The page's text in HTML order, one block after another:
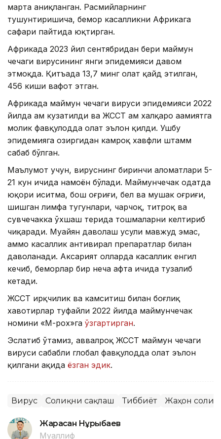
марта аниқланган. Расмийларнинг
тушунтиришича, бемор касалликни Африкага
сафари пайтида юқтирган.
Африкада 2023 йил сентябридан бери маймун
чечаги вирусининг янги эпидемияси давом
этмоқда. Қитъада 13,7 минг ҳолат қайд этилган,
456 киши вафот этган.
Африкада маймун чечаги вируси эпидемияси 2022
йилда ҳам кузатилди ва ЖССТ ҳам халқаро аҳамиятга
молик фавқулодда ҳолат эълон қилди. Ушбу
эпидемияга ҳозиргидан камроқ хавфли штамм
сабаб бўлган.
Маълумот учун, вируснинг биринчи аломатлари 5-
21 кун ичида намоён бўлади. Маймунчечак одатда
юқори иситма, бош оғриғи, бел ва мушак оғриғи,
шишган лимфа тугунлари, чарчоқ, титроқ ва
сувчечакка ўхшаш терида тошмаларни келтириб
чиқаради. Муайян даволаш усули мавжуд эмас,
аммо касаллик антивирал препаратлар билан
даволанади. Аксарият ҳолларда касаллик енгил
кечиб, беморлар бир неча ҳафта ичида тузалиб
кетади.
ЖССТ ирқчилик ва камситиш билан боғлиқ
хавотирлар туфайли 2022 йилда маймунчечак
номини «М-pox»га ўзгартирган.
Эслатиб ўтамиз, аввалроқ ЖССТ маймун чечаги
вируси сабабли глобал фавқулодда ҳолат эълон
қилгани ҳақида ёзган эдик.
Вирус Соғлиқни сақлаш Тиббиёт Жаҳон
Жарасқан Нұрыбаев
Муаллиф